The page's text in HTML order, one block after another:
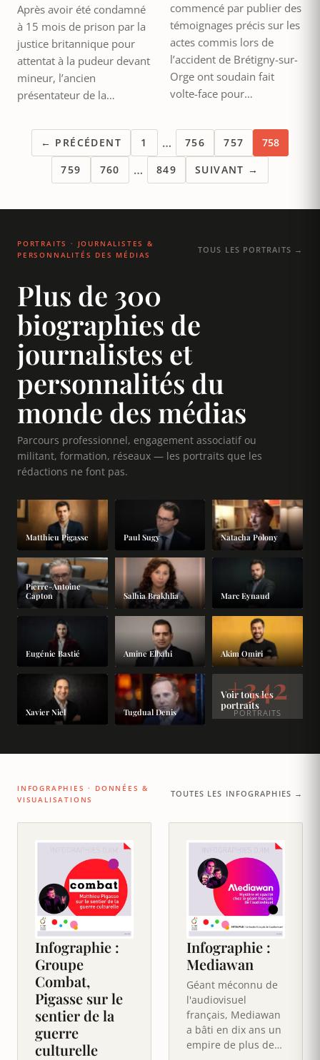
Après avoir été condamné
à 15 mois de prison par la
justice britannique pour
attentat à la pudeur devant
mineur, l’ancien
présentateur de la…
commencé par publier des
témoignages précis sur les
actes commis lors de
l’accident de Brétigny-sur-
Orge ont soudain fait
volte-face pour…
← PRÉCÉDENT 1 … 756 757
758
759
760 … 849 SUIVANT →
PORTRAITS · JOURNALISTES &
PERSONNALITÉS DES MÉDIAS
TOUS LES PORTRAITS →
Plus de 300
biographies de
journalistes et
personnalités du
monde des médias
Parcours professionnel, engagement associatif ou
militant, formation, réseaux — les portraits que les
rédactions ne font pas.
Matthieu Pigasse Paul Sugy Natacha Polony
Pierre-Antoine
Capton
Salhia Brakhlia Marc Eynaud
Eugénie Bastié Amine Elbahi Akim Omiri
Xavier Niel Tugdual Denis
+342
PORTRAITS
Voir tous les
portraits
INFOGRAPHIES · DONNÉES &
VISUALISATIONS
TOUTES LES INFOGRAPHIES →
Infographie :
Groupe
Combat,
Pigasse sur le
sentier de la
guerre
culturelle
Infographie :
Mediawan
Géant méconnu de
l'audiovisuel
français, Mediawan
a bâti en dix ans un
empire de plus de